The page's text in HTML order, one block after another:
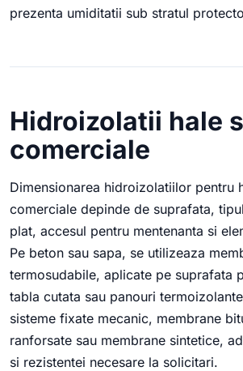
prezenta umiditatii sub stratul
Hidroizolatii hale
comerciale
Dimensionarea hidroizolatiilor pentru
comerciale depinde de suprafata,
plat, accesul pentru mentenanta si
Pe beton sau sapa, se utilizeaza
termosudabile, aplicate pe suprafata
tabla cutata sau panouri
sisteme fixate mecanic, membrane
ranforsate sau membrane sintetice,
si rezistentei necesare la solicitari.